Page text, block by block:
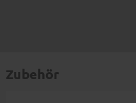
Zubehör